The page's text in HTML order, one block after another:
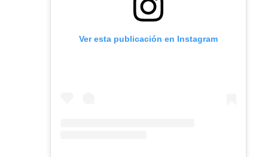
Ver esta publicación en Instagram